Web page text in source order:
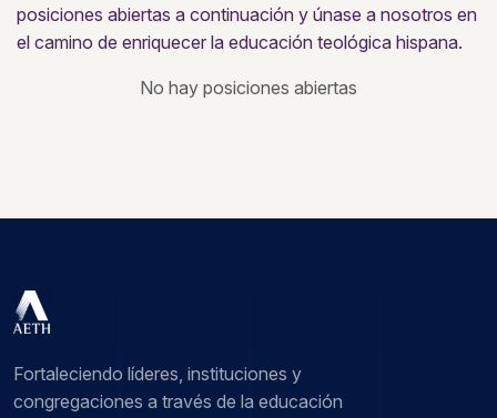
posiciones abiertas a continuación y únase a nosotros en
el camino de enriquecer la educación teológica hispana.
No hay posiciones abiertas
Fortaleciendo líderes, instituciones y
congregaciones a través de la educación